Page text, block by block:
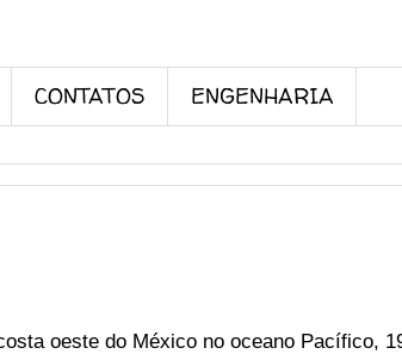
CONTATOS ENGENHARIA
oeste do México no oceano Pacífico,